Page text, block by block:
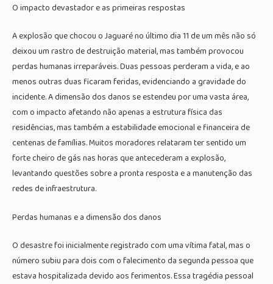
O impacto devastador e as primeiras respostas
A explosão que chocou o Jaguaré no último dia 11 de um mês não só
deixou um rastro de destruição material, mas também provocou
perdas humanas irreparáveis. Duas pessoas perderam a vida, e ao
menos outras duas ficaram feridas, evidenciando a gravidade do
incidente. A dimensão dos danos se estendeu por uma vasta área,
com o impacto afetando não apenas a estrutura física das
residências, mas também a estabilidade emocional e financeira de
centenas de famílias. Muitos moradores relataram ter sentido um
forte cheiro de gás nas horas que antecederam a explosão,
levantando questões sobre a pronta resposta e a manutenção das
redes de infraestrutura.
Perdas humanas e a dimensão dos danos
O desastre foi inicialmente registrado com uma vítima fatal, mas o
número subiu para dois com o falecimento da segunda pessoa que
estava hospitalizada devido aos ferimentos. Essa tragédia pessoal